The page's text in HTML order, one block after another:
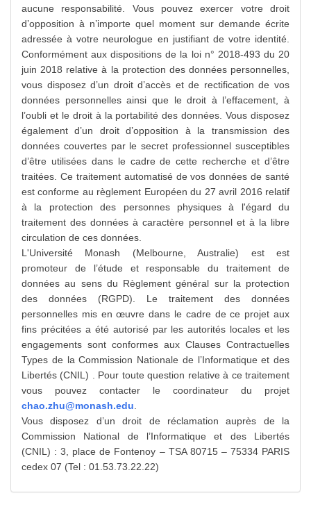
aucune responsabilité. Vous pouvez exercer votre droit
d’opposition à n’importe quel moment sur demande écrite
adressée à votre neurologue en justifiant de votre identité.
Conformément aux dispositions de la loi n° 2018-493 du 20
juin 2018 relative à la protection des données personnelles,
vous disposez d’un droit d’accès et de rectification de vos
données personnelles ainsi que le droit à l’effacement, à
l’oubli et le droit à la portabilité des données. Vous disposez
également d’un droit d’opposition à la transmission des
données couvertes par le secret professionnel susceptibles
d’être utilisées dans le cadre de cette recherche et d’être
traitées. Ce traitement automatisé de vos données de santé
est conforme au règlement Européen du 27 avril 2016 relatif
à la protection des personnes physiques à l'égard du
traitement des données à caractère personnel et à la libre
circulation de ces données.
L'Université Monash (Melbourne, Australie) est est
promoteur de l’étude et responsable du traitement de
données au sens du Règlement général sur la protection
des données (RGPD). Le traitement des données
personnelles mis en œuvre dans le cadre de ce projet aux
fins précitées a été autorisé par les autorités locales et les
engagements sont conformes aux Clauses Contractuelles
Types de la Commission Nationale de l’Informatique et des
Libertés (CNIL) . Pour toute question relative à ce traitement
vous pouvez contacter le coordinateur du projet
chao.zhu@monash.edu.
Vous disposez d’un droit de réclamation auprès de la
Commission National de l’Informatique et des Libertés
(CNIL) : 3, place de Fontenoy – TSA 80715 – 75334 PARIS
cedex 07 (Tel : 01.53.73.22.22)